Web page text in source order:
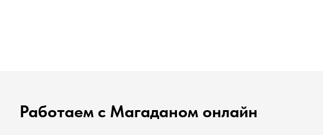
Работаем с Магаданом онлайн